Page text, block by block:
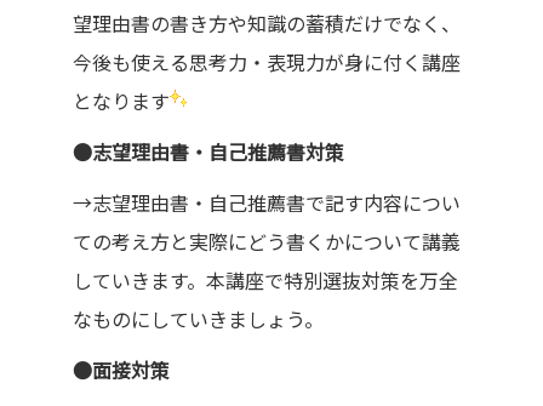
望理由書の書き方や知識の蓄積だけでなく、
今後も使える思考力・表現力が身に付く講座
となります
●志望理由書・自己推薦書対策
→志望理由書・自己推薦書で記す内容につい
ての考え方と実際にどう書くかについて講義
していきます。本講座で特別選抜対策を万全
なものにしていきましょう。
●面接対策